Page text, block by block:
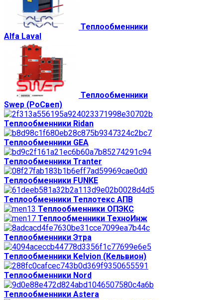
Теплообменники
Alfa Laval
Теплообменники
Swep (РоСвеп)
Теплообменники Ridan
Теплообменники GEA
Теплообменники Tranter
Теплообменники FUNKE
Теплообменники Теплотекс АПВ
Теплообменники ОПЭКС
Теплообменники ТехноИнж
Теплообменники Этра
Теплообменники Kelvion (Кельвион)
Теплообменники Nord
Теплообменники Astera